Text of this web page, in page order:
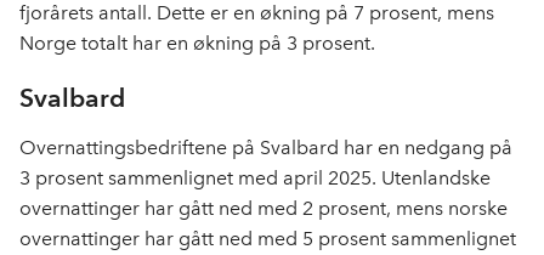
fjorårets antall. Dette er en økning på 7 prosent, mens
Norge totalt har en økning på 3 prosent.
Svalbard
Overnattingsbedriftene på Svalbard har en nedgang på
3 prosent sammenlignet med april 2025. Utenlandske
overnattinger har gått ned med 2 prosent, mens norske
overnattinger har gått ned med 5 prosent sammenlignet